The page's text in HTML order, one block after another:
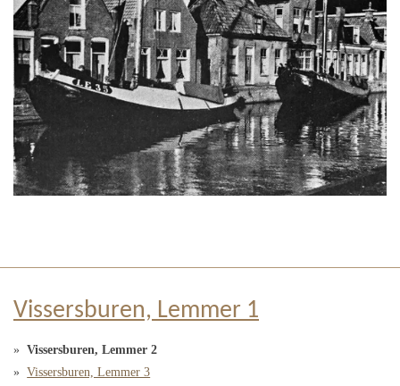
Vissersburen, Lemmer 1
Vissersburen, Lemmer 2
Vissersburen, Lemmer 3